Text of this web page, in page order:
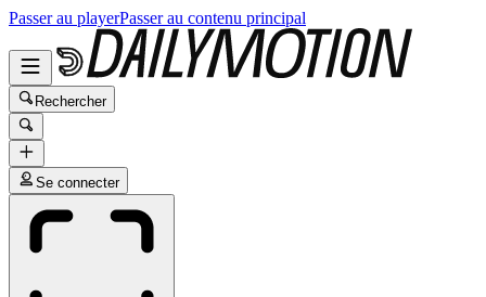
Passer au playerPasser au contenu principal
Rechercher
Se connecter